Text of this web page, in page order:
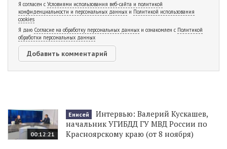
Я согласен с Условиями использования веб-сайта и политикой
конфиденциальности и персональных данных и Политикой использования
cookies
Я даю Согласие на обработку персональных данных и ознакомлен с Политикой
обработки персональных данных
00:12:21
Енисей
Интервью: Валерий Кускашев,
начальник УГИБДД ГУ МВД России по
Красноярскому краю (от 8 ноября)